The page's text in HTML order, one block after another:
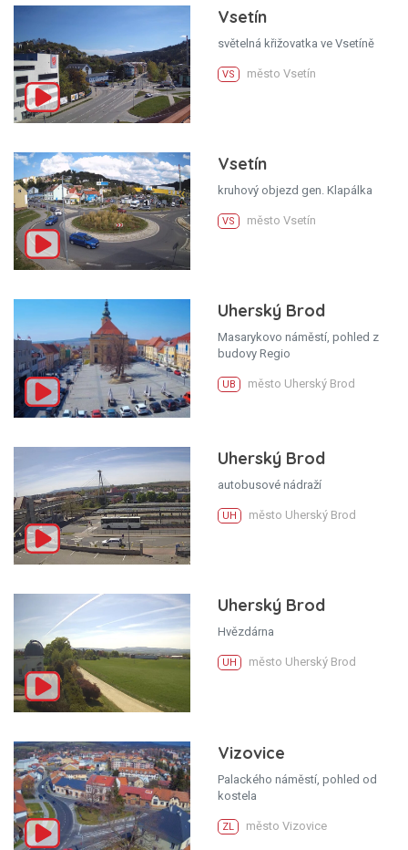
Vsetín
světelná křižovatka ve Vsetíně
VS město Vsetín
Vsetín
kruhový objezd gen. Klapálka
VS město Vsetín
Uherský Brod
Masarykovo náměstí, pohled z
budovy Regio
UB město Uherský Brod
Uherský Brod
autobusové nádraží
UH město Uherský Brod
Uherský Brod
Hvězdárna
UH město Uherský Brod
Vizovice
Palackého náměstí, pohled od
kostela
ZL město Vizovice